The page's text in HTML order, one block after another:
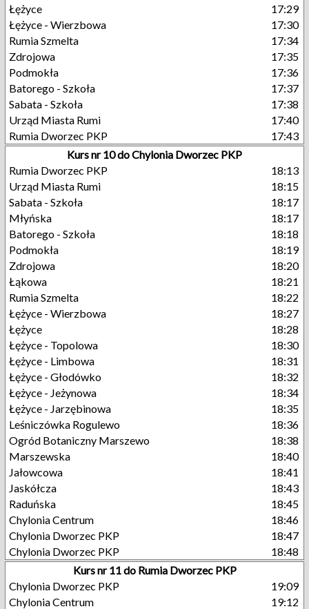
Łężyce
17:29
Łężyce - Wierzbowa
17:30
Rumia Szmelta
17:34
Zdrojowa
17:35
Podmokła
17:36
Batorego - Szkoła
17:37
Sabata - Szkoła
17:38
Urząd Miasta Rumi
17:40
Rumia Dworzec PKP
17:43
Kurs nr 10 do Chylonia Dworzec PKP
Rumia Dworzec PKP
18:13
Urząd Miasta Rumi
18:15
Sabata - Szkoła
18:17
Młyńska
18:17
Batorego - Szkoła
18:18
Podmokła
18:19
Zdrojowa
18:20
Łąkowa
18:21
Rumia Szmelta
18:22
Łężyce - Wierzbowa
18:27
Łężyce
18:28
Łężyce - Topolowa
18:30
Łężyce - Limbowa
18:31
Łężyce - Głodówko
18:32
Łężyce - Jeżynowa
18:34
Łężyce - Jarzębinowa
18:35
Leśniczówka Rogulewo
18:36
Ogród Botaniczny Marszewo
18:38
Marszewska
18:40
Jałowcowa
18:41
Jaskółcza
18:43
Raduńska
18:45
Chylonia Centrum
18:46
Chylonia Dworzec PKP
18:47
Chylonia Dworzec PKP
18:48
Kurs nr 11 do Rumia Dworzec PKP
Chylonia Dworzec PKP
19:09
Chylonia Centrum
19:12